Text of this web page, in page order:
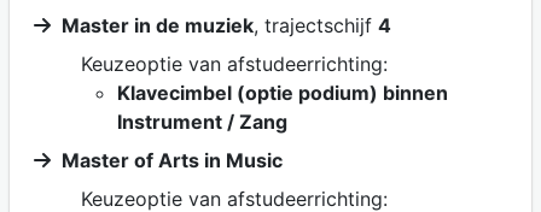
Master in de muziek, trajectschijf 4
Keuzeoptie van afstudeerrichting:
Klavecimbel (optie podium) binnen
Instrument / Zang
Master of Arts in Music
Keuzeoptie van afstudeerrichting: